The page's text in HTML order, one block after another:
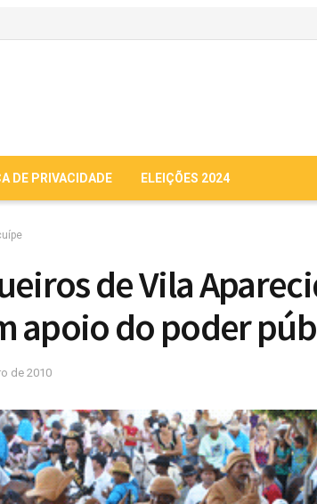
DE PRIVACIDADE ELEIÇÕES 2024
de Vila
apoio do poder
de 2010